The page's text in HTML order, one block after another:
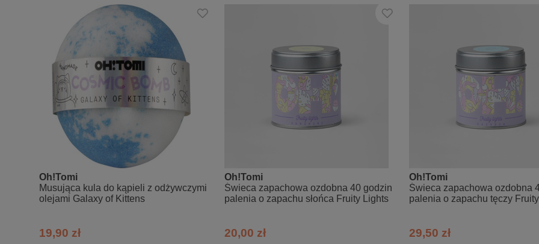
Zalety:
naturalny olejek eteryczny
odpowiedni do masażu, kąpieli, inhalacji i aromatyzowania powietrza
może być używany w celach pielęgnacyjnych
niezastąpiony w preparatach odstraszających owady
intensywny, słodki, cytrusowy zapach
Sposób użycia:
napięcia nerwowe, bóle mięśni i stawów.
Masaż skroni – dodaj 2-3 krople na jedną pompkę oleju Etja (ok. 0,5 ml) i delikatnie opuszkami
Inhalacje – podczas menopauzy, napięć nerwowych, depresji, apatii
Oh!Tomi
Musująca kula do kąpieli z odżywczymi
olejami Galaxy of Kittens
19,90 zł
Oh!Tomi
Świeca zapachowa ozdobna 40 godzin
palenia o zapachu słońca Fruity Lights
20,00 zł
Oh!Tomi
Świeca zapachowa ozdobna
palenia o zapachu tęczy
29,50 zł